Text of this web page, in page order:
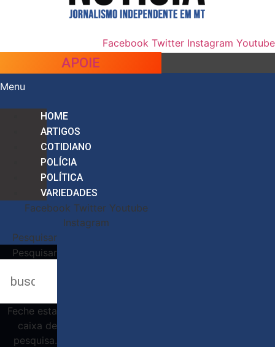
Facebook Twitter Instagram Youtube
APOIE
Menu
HOME
ARTIGOS
COTIDIANO
POLÍCIA
POLÍTICA
VARIEDADES
Facebook Twitter Youtube
Instagram
Pesquisar
Pesquisar
Feche esta
caixa de
pesquisa.